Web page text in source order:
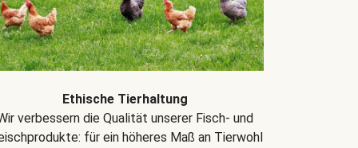
Ethische Tierhaltung
verbessern die Qualität unserer Fisch- und
für ein höheres Maß an Tierwohl